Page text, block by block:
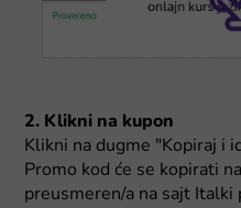
2. Klikni na kupon
Klikni na dugme "Kopiraj i
Promo kod će se kopirati
preusmeren/a na sajt Italki